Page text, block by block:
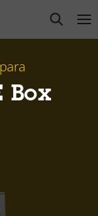
open
Box